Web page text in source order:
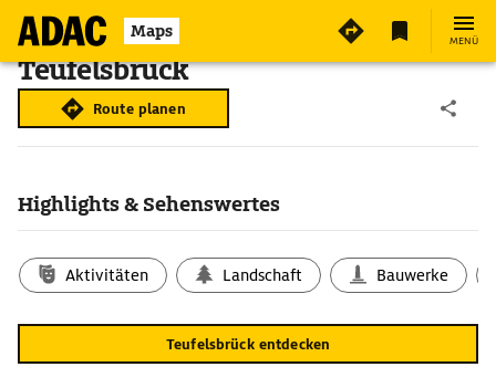
Maps MENÜ
Teufelsbrück
Route planen
Highlights & Sehenswertes
Aktivitäten Landschaft Bauwerke
Teufelsbrück entdecken